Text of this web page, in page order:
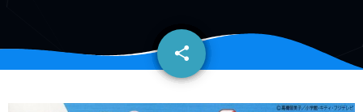
share
email